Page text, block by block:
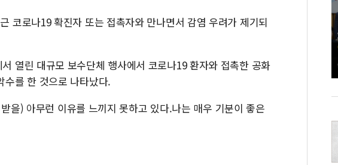
코로나19 확진자 또는 접촉자와 만나면서 감염 우려가 제기되
열린 대규모 보수단체 행사에서 코로나19 환자와 접촉한 공화
수를 한 것으로 나타났다.
을) 아무런 이유를 느끼지 못하고 있다.나는 매우 기분이 좋은